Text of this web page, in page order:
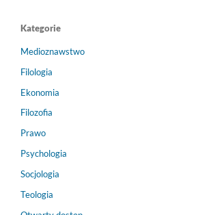
Kategorie
Medioznawstwo
Filologia
Ekonomia
Filozofia
Prawo
Psychologia
Socjologia
Teologia